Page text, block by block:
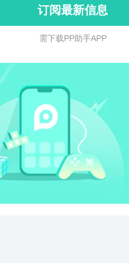
订阅最新信息
需 下 载 P P 助 手 A P P